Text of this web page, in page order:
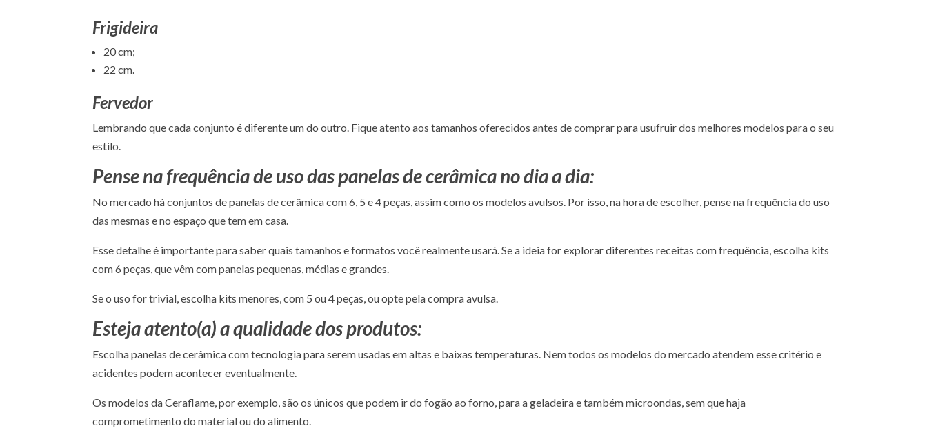
Frigideira
20 cm;
22 cm.
Fervedor
Lembrando que cada conjunto é diferente um do outro. Fique atento aos tamanhos oferecidos antes de comprar para usufruir dos melhores modelos para o seu
estilo.
Pense na frequência de uso das panelas de cerâmica no dia a dia:
No mercado há conjuntos de panelas de cerâmica com 6, 5 e 4 peças, assim como os modelos avulsos. Por isso, na hora de escolher, pense na frequência do uso
das mesmas e no espaço que tem em casa.
Esse detalhe é importante para saber quais tamanhos e formatos você realmente usará. Se a ideia for explorar diferentes receitas com frequência, escolha kits
com 6 peças, que vêm com panelas pequenas, médias e grandes.
Se o uso for trivial, escolha kits menores, com 5 ou 4 peças, ou opte pela compra avulsa.
Esteja atento(a) a qualidade dos produtos:
Escolha panelas de cerâmica com tecnologia para serem usadas em altas e baixas temperaturas. Nem todos os modelos do mercado atendem esse critério e
acidentes podem acontecer eventualmente.
Os modelos da Ceraflame, por exemplo, são os únicos que podem ir do fogão ao forno, para a geladeira e também microondas, sem que haja
comprometimento do material ou do alimento.